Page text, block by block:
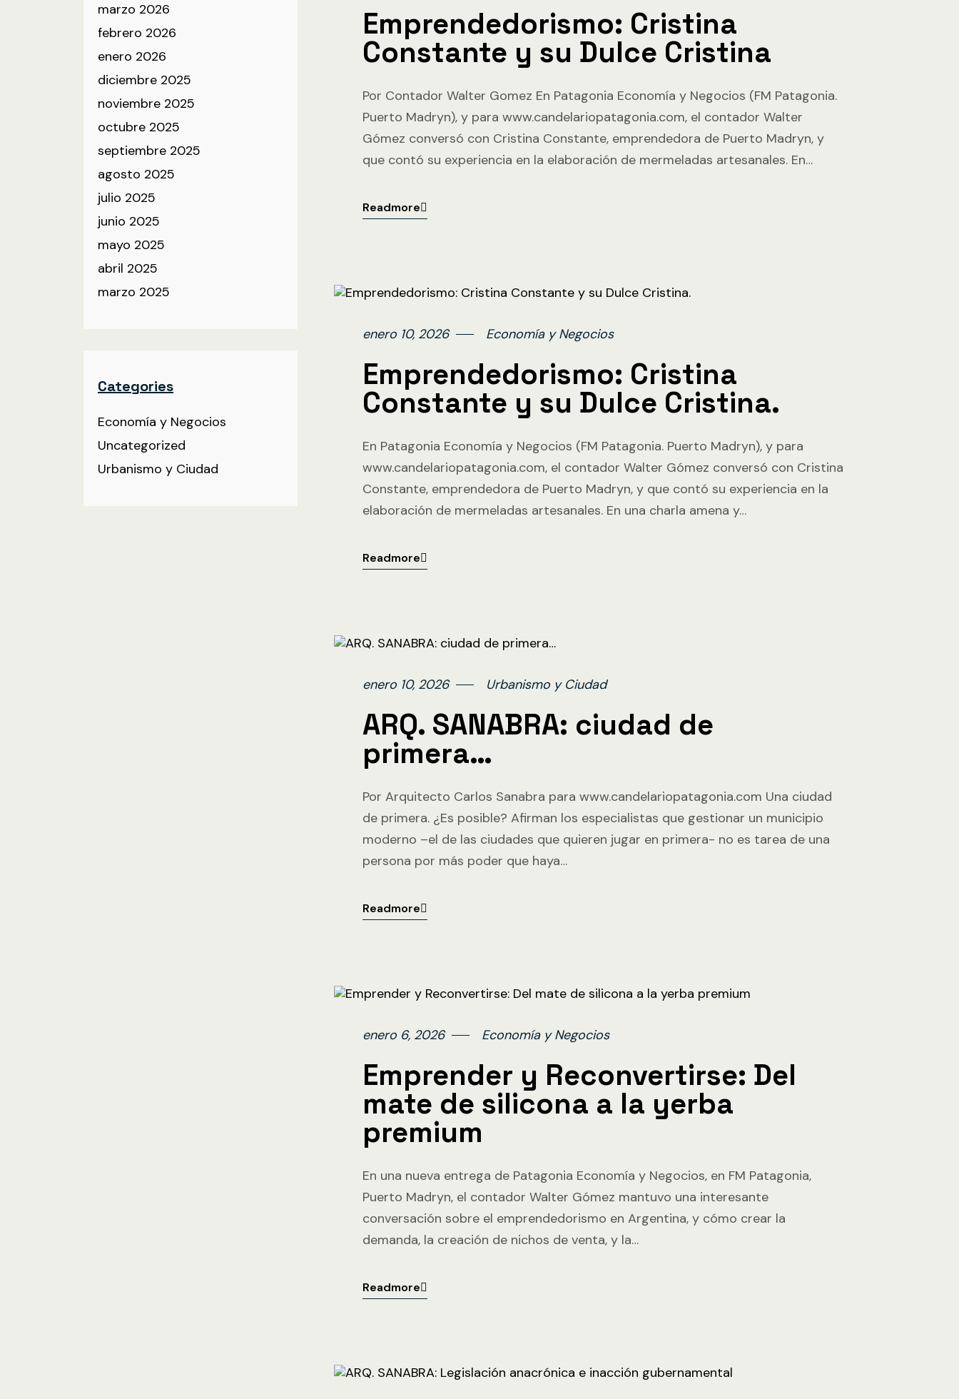
marzo 2026
febrero 2026
enero 2026
diciembre 2025
noviembre 2025
octubre 2025
septiembre 2025
agosto 2025
julio 2025
junio 2025
mayo 2025
abril 2025
marzo 2025
Categories
Economía y Negocios
Uncategorized
Urbanismo y Ciudad
Emprendedorismo: Cristina
Constante y su Dulce Cristina
Por Contador Walter Gomez En Patagonia Economía y Negocios (FM Patagonia.
Puerto Madryn), y para www.candelariopatagonia.com, el contador Walter
Gómez conversó con Cristina Constante, emprendedora de Puerto Madryn, y
que contó su experiencia en la elaboración de mermeladas artesanales. En…
Readmore
enero 10, 2026 Economía y Negocios
Emprendedorismo: Cristina
Constante y su Dulce Cristina.
En Patagonia Economía y Negocios (FM Patagonia. Puerto Madryn), y para
www.candelariopatagonia.com, el contador Walter Gómez conversó con Cristina
Constante, emprendedora de Puerto Madryn, y que contó su experiencia en la
elaboración de mermeladas artesanales. En una charla amena y…
Readmore
enero 10, 2026 Urbanismo y Ciudad
ARQ. SANABRA: ciudad de
primera…
Por Arquitecto Carlos Sanabra para www.candelariopatagonia.com Una ciudad
de primera. ¿Es posible? Afirman los especialistas que gestionar un municipio
moderno –el de las ciudades que quieren jugar en primera- no es tarea de una
persona por más poder que haya…
Readmore
enero 6, 2026 Economía y Negocios
Emprender y Reconvertirse: Del
mate de silicona a la yerba
premium
En una nueva entrega de Patagonia Economía y Negocios, en FM Patagonia,
Puerto Madryn, el contador Walter Gómez mantuvo una interesante
conversación sobre el emprendedorismo en Argentina, y cómo crear la
demanda, la creación de nichos de venta, y la…
Readmore